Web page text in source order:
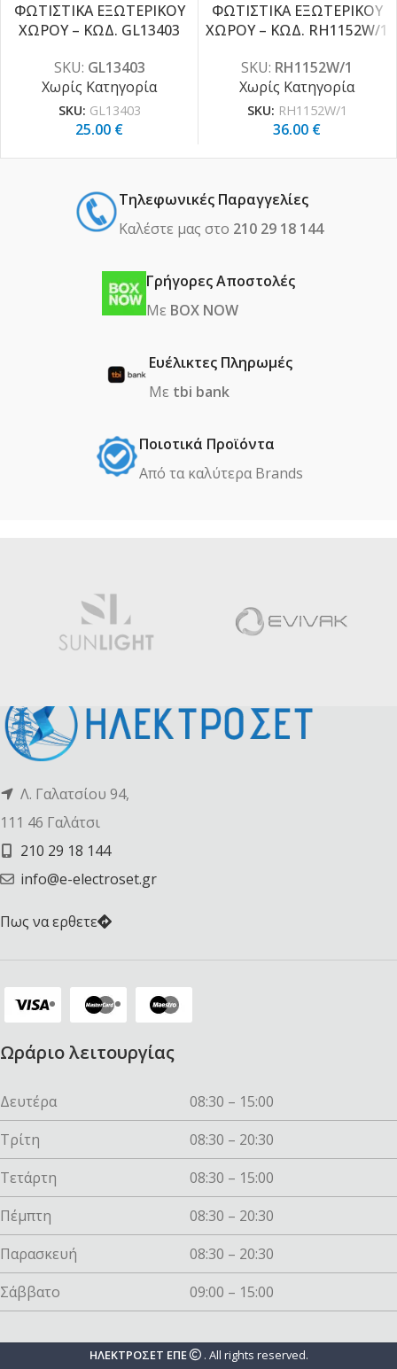
ΦΩΤΙΣΤΙΚΑ ΕΞΩΤΕΡΙΚΟΥ
ΧΩΡΟΥ – ΚΩΔ. GL13403
SKU: GL13403
Χωρίς Κατηγορία
SKU: GL13403
25.00 €
ΦΩΤΙΣΤΙΚΑ ΕΞΩΤΕΡΙΚΟΥ
ΧΩΡΟΥ – ΚΩΔ. RH1152W/1
SKU: RH1152W/1
Χωρίς Κατηγορία
SKU: RH1152W/1
36.00 €
Τηλεφωνικές Παραγγελίες
Καλέστε μας στο 210 29 18 144
Γρήγορες Αποστολές
Με BOX NOW
Ευέλικτες Πληρωμές
Με tbi bank
Ποιοτικά Προϊόντα
Από τα καλύτερα Βrands
Λ. Γαλατσίου 94,
111 46 Γαλάτσι
210 29 18 144
info@e-electroset.gr
Πως να ερθετε
Ωράριο λειτουργίας
Δευτέρα
08:30 – 15:00
Τρίτη
08:30 – 20:30
Τετάρτη
08:30 – 15:00
Πέμπτη
08:30 – 20:30
Παρασκευή
08:30 – 20:30
Σάββατο
09:00 – 15:00
ΗΛΕΚΤΡΟΣΕΤ ΕΠΕ . All rights reserved.